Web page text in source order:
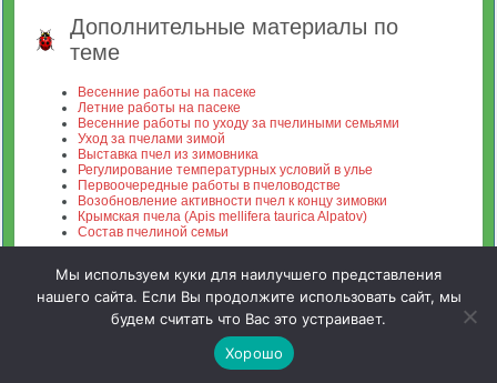
Дополнительные материалы по
теме
Весенние работы на пасеке
Летние работы на пасеке
Весенние ра­боты по уходу за пчелиными семьями
Уход за пчелами зимой
Выставка пчел из зимовника
Регулирование температурных условий в улье
Первоочередные работы в пчеловодстве
Возобновление активности пчел к концу зимовки
Крымская пчела (Apis mellifera taurica Alpatov)
Состав пчелиной семьи
Зооинженерный факультет МСХА. Неофициальный сайт
Мы используем куки для наилучшего представления
нашего сайта. Если Вы продолжите использовать сайт, мы
будем считать что Вас это устраивает.
Хорошо